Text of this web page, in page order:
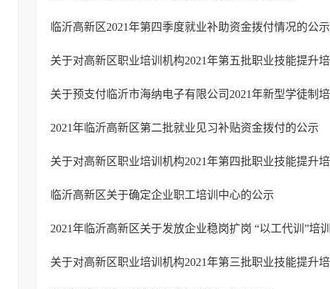
临沂高新区2021年第四季度就业补助资金拨付情况的公示
2021年临沂高新区第二批就业见习补贴资金拨付的公示
临沂高新区关于确定企业职工培训中心的公示